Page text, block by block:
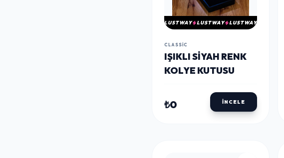
LUSTWAY LUSTWAY LUSTWAY
CLASSIC
IŞIKLI SIYAH RENK
KOLYE KUTUSU
₺0 İNCELE